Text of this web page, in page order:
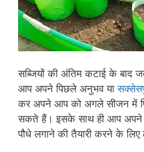
सब्जियों की अंतिम कटाई के बाद
आप अपने पिछले अनुभव या
कर अपने आप को अगले सीजन में
सकते हैं। इसके साथ ही आप अपने
पौधे लगाने की तैयारी करने के